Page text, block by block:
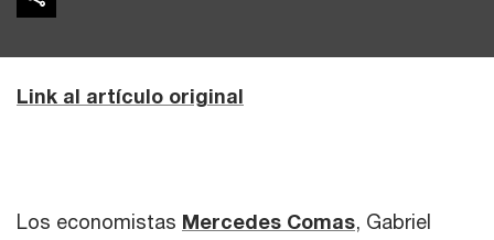
Link al artículo original
Los economistas Mercedes Comas, Gabriel